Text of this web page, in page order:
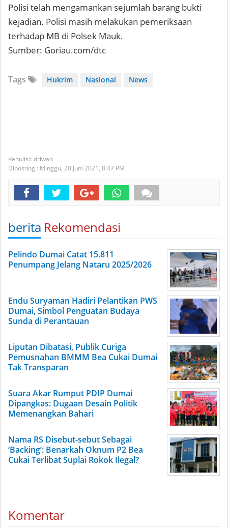
Polisi telah mengamankan sejumlah barang bukti
kejadian. Polisi masih melakukan pemeriksaan
terhadap MB di Polsek Mauk.
Sumber: Goriau.com/dtc
Tags Hukrim Nasional News
Edriwan
Diposting : Minggu, 20 Juni 2021, 8:47 PM
berita Rekomendasi
Pelindo Dumai Catat 15.811
Penumpang Jelang Nataru 2025/2026
Endu Suryaman Hadiri Pelantikan PWS
Dumai, Simbol Penguatan Budaya
Sunda di Perantauan
Liputan Dibatasi, Publik Curiga
Pemusnahan BMMM Bea Cukai Dumai
Tak Transparan
Suara Akar Rumput PDIP Dumai
Dipangkas: Dugaan Desain Politik
Memenangkan Bahari
Nama RS Disebut-sebut Sebagai
‘Backing’: Benarkah Oknum P2 Bea
Cukai Terlibat Suplai Rokok Ilegal?
Komentar